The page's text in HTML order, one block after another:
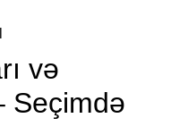
və
Seçimdə